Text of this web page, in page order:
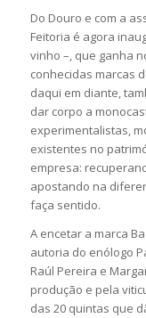
Do Douro e com a
Feitoria é agora
vinho –, que ganha
conhecidas marcas
daqui em diante,
dar corpo a
experimentalistas,
existentes no
empresa:
apostando na
faça sentido.
A encetar a marca
autoria do enólogo
Raúl Pereira e
produção e pela
das 20 quintas que